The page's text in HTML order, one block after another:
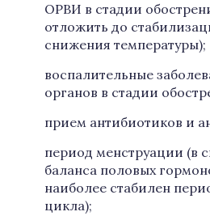
ОРВИ в стадии
отложить до
снижения температуры);
воспалительные
органов в стадии
прием антибиотиков и
период менструации (в
баланса половых
наиболее стабилен
цикла);